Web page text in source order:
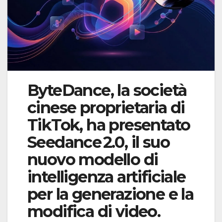
ByteDance, la società
cinese proprietaria di
TikTok, ha presentato
Seedance 2.0, il suo
nuovo modello di
intelligenza artificiale
per la generazione e la
modifica di video.